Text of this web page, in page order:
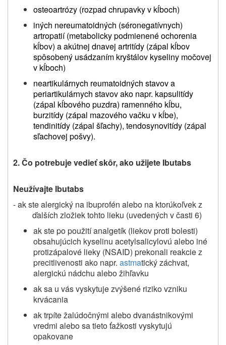
osteoartrózy (rozpad chrupavky v kĺboch)
iných nereumatoidných (séronegatívnych)
artropatií (metabolicky podmienené ochorenia
kĺbov) a akútnej dnavej artritídy (zápal kĺbov
spôsobený usádzaním kryštálov kyseliny močovej
v kĺboch)
neartikulárnych reumatoidných stavov a
periartikulárnych stavov ako napr. kapsulitídy
(zápal kĺbového puzdra) ramenného kĺbu,
burzitídy (zápal mazového vačku v kĺbe),
tendinitídy (zápal šľachy), tendosynovitídy (zápal
sľachovej pošvy).
2.Čo potrebuje vedieť skôr, ako užijete Ibutabs
Neužívajte Ibutabs
- ak ste alergický na ibuprofén alebo na ktorúkoľvek z
ďalších zložiek tohto lieku (uvedených v časti 6)
ak ste po použití analgetík (liekov proti bolesti)
obsahujúcich kyselinu acetylsalicylovú alebo iné
protizápalové lieky (NSAID) prekonali reakcie z
precitlivenosti ako napr. astmatický záchvat,
alergickú nádchu alebo žihľavku
ak sa u vás vyskytuje zvýšené riziko vzniku
krvácania
ak trpíte žalúdočnými alebo dvanástnikovými
vredmi alebo sa tieto ťažkosti vyskytujú
opakovane